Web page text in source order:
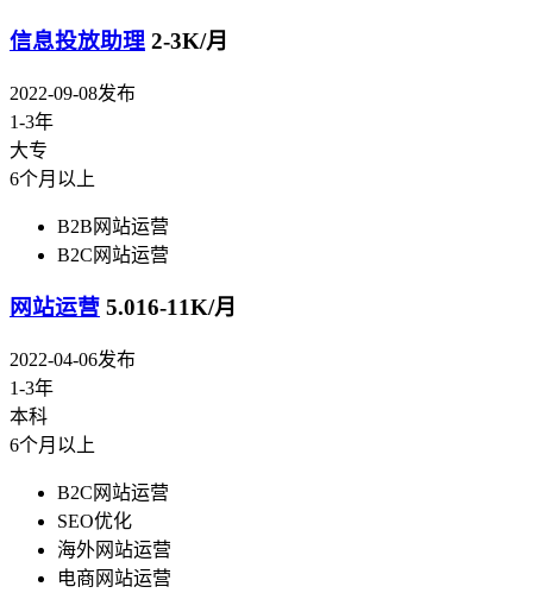
信息投放助理 2-3K/月
2022-09-08发布
1-3年
大专
6个月以上
B2B网站运营
B2C网站运营
网站运营 5.016-11K/月
2022-04-06发布
1-3年
本科
6个月以上
B2C网站运营
SEO优化
海外网站运营
电商网站运营